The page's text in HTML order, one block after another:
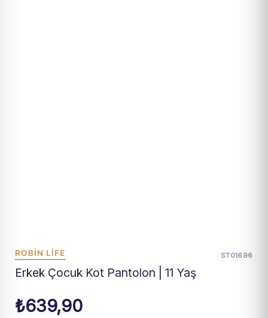
ROBİN LİFE ST01696
Erkek Çocuk Kot Pantolon | 11 Yaş
₺639,90